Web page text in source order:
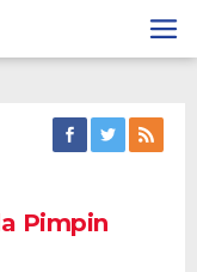
Pimpin